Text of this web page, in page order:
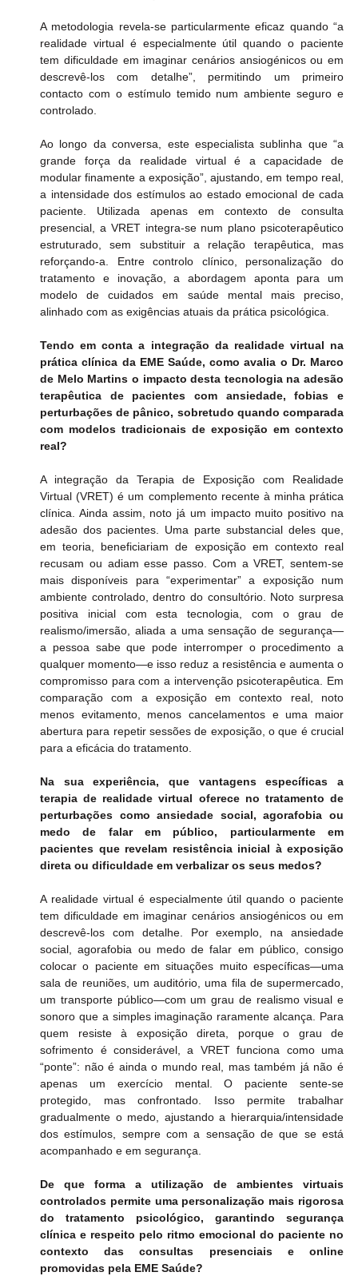
A metodologia revela-se particularmente eficaz quando “a
realidade virtual é especialmente útil quando o paciente
tem dificuldade em imaginar cenários ansiogénicos ou em
descrevê-los com detalhe”, permitindo um primeiro
contacto com o estímulo temido num ambiente seguro e
controlado.
Ao longo da conversa, este especialista sublinha que “a
grande força da realidade virtual é a capacidade de
modular finamente a exposição”, ajustando, em tempo real,
a intensidade dos estímulos ao estado emocional de cada
paciente. Utilizada apenas em contexto de consulta
presencial, a VRET integra-se num plano psicoterapêutico
estruturado, sem substituir a relação terapêutica, mas
reforçando-a. Entre controlo clínico, personalização do
tratamento e inovação, a abordagem aponta para um
modelo de cuidados em saúde mental mais preciso,
alinhado com as exigências atuais da prática psicológica.
Tendo em conta a integração da realidade virtual na
prática clínica da EME Saúde, como avalia o Dr. Marco
de Melo Martins o impacto desta tecnologia na adesão
terapêutica de pacientes com ansiedade, fobias e
perturbações de pânico, sobretudo quando comparada
com modelos tradicionais de exposição em contexto
real?
A integração da Terapia de Exposição com Realidade
Virtual (VRET) é um complemento recente à minha prática
clínica. Ainda assim, noto já um impacto muito positivo na
adesão dos pacientes. Uma parte substancial deles que,
em teoria, beneficiariam de exposição em contexto real
recusam ou adiam esse passo. Com a VRET, sentem-se
mais disponíveis para “experimentar” a exposição num
ambiente controlado, dentro do consultório. Noto surpresa
positiva inicial com esta tecnologia, com o grau de
realismo/imersão, aliada a uma sensação de segurança—
a pessoa sabe que pode interromper o procedimento a
qualquer momento—e isso reduz a resistência e aumenta o
compromisso para com a intervenção psicoterapêutica. Em
comparação com a exposição em contexto real, noto
menos evitamento, menos cancelamentos e uma maior
abertura para repetir sessões de exposição, o que é crucial
para a eficácia do tratamento.
Na sua experiência, que vantagens específicas a
terapia de realidade virtual oferece no tratamento de
perturbações como ansiedade social, agorafobia ou
medo de falar em público, particularmente em
pacientes que revelam resistência inicial à exposição
direta ou dificuldade em verbalizar os seus medos?
A realidade virtual é especialmente útil quando o paciente
tem dificuldade em imaginar cenários ansiogénicos ou em
descrevê-los com detalhe. Por exemplo, na ansiedade
social, agorafobia ou medo de falar em público, consigo
colocar o paciente em situações muito específicas—uma
sala de reuniões, um auditório, uma fila de supermercado,
um transporte público—com um grau de realismo visual e
sonoro que a simples imaginação raramente alcança. Para
quem resiste à exposição direta, porque o grau de
sofrimento é considerável, a VRET funciona como uma
“ponte”: não é ainda o mundo real, mas também já não é
apenas um exercício mental. O paciente sente-se
protegido, mas confrontado. Isso permite trabalhar
gradualmente o medo, ajustando a hierarquia/intensidade
dos estímulos, sempre com a sensação de que se está
acompanhado e em segurança.
De que forma a utilização de ambientes virtuais
controlados permite uma personalização mais rigorosa
do tratamento psicológico, garantindo segurança
clínica e respeito pelo ritmo emocional do paciente no
contexto das consultas presenciais e online
promovidas pela EME Saúde?